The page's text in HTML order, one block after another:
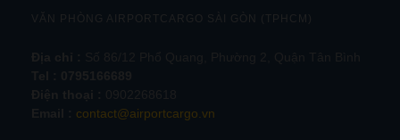
VĂN PHÒNG AIRPORTCARGO SÀI GÒN (TPHCM)
contact@airportcargo.vn